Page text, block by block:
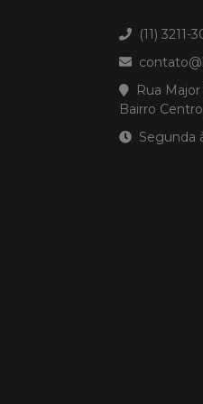
(11) 3211-
Rua Major
Bairro
Segunda